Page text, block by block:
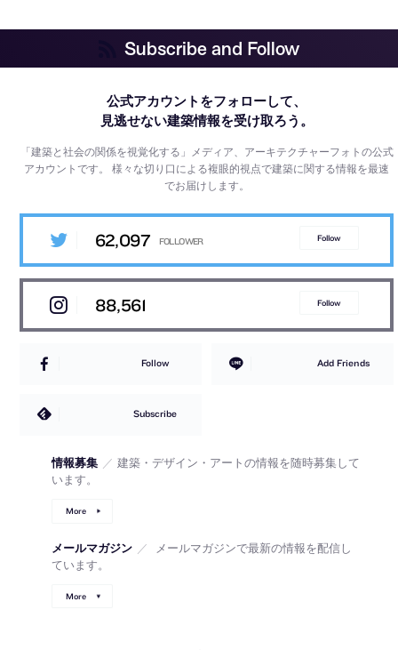
Subscribe and Follow
公式アカウントをフォローして、
見逃せない建築情報を受け取ろう。
「建築と社会の関係を視覚化する」メディア、アーキテクチャーフォトの公式
アカウントです。様々な切り口による複眼的視点で建築に関する情報を最速
でお届けします。
62,097 Follow
88,561 Follow
Follow Add Friends
Subscribe
情報募集 ／ 建築・デザイン・アートの情報を随時募集して
います。
More
メールマガジン ／
メールマガジンで最新の情報を配信し
ています。
More